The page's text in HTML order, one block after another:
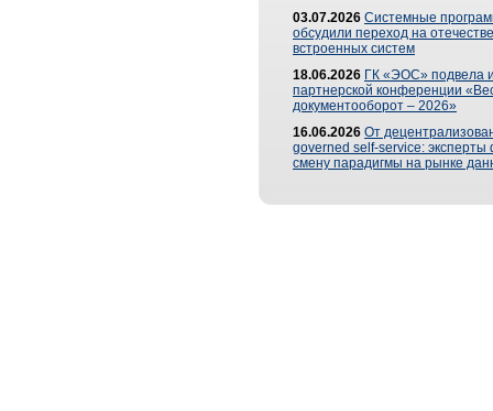
03.07.2026 Системные
обсудили переход на
встроенных систем
18.06.2026 ГК «ЭОС» подвела
партнерской конференции
документооборот – 2026»
16.06.2026 От
governed self-service: эксперты
смену парадигмы на рынке